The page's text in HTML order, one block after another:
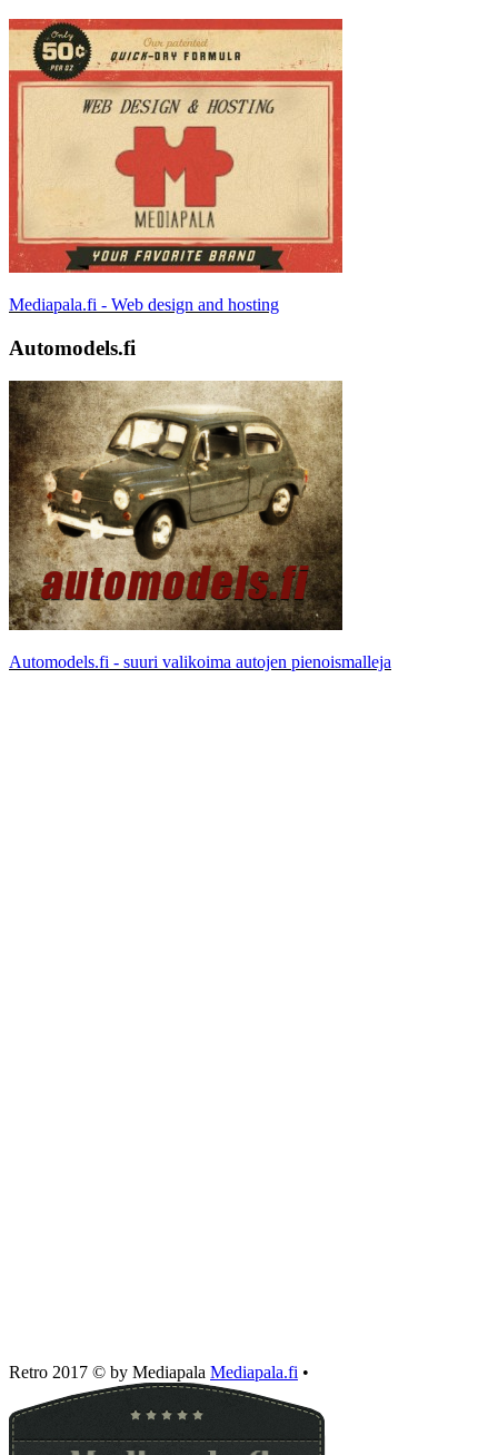
Mediapala.fi - Web design and hosting
Automodels.fi
Automodels.fi - suuri valikoima autojen pienoismalleja
Retro 2017 © by Mediapala Mediapala.fi •